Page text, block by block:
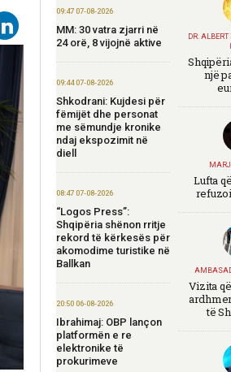
09:47 07-08-2026
MM: 30 vatra zjarri në
24 orë, 8 vijojnë aktive
09:44 07-08-2026
Shkodrani: Kujdesi për
fëmijët dhe personat
me sëmundje kronike
ndaj ekspozimit në
diell
08:47 07-08-2026
“Logos Press”:
Shqipëria shënon rritje
rekord të kërkesës për
akomodime turistike në
Ballkan
20:50 06-08-2026
Ibrahimaj: OBP lançon
platformën e re
elektronike të
prokurimeve
DR.
një
Lufta
Vizita
të